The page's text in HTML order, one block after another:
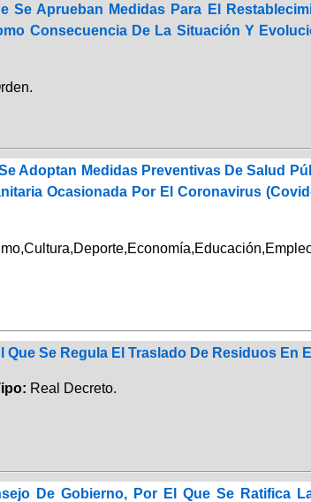
Se Aprueban Medidas Para El
Consecuencia De La Situación Y
Adoptan Medidas Preventivas De Salud
Ocasionada Por El Coronavirus
Que Se Regula El Traslado De Residuos En
Real Decreto.
De Gobierno, Por El Que Se Ratifica